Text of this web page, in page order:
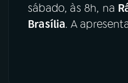
sábado, às 8h, na
Brasília. A